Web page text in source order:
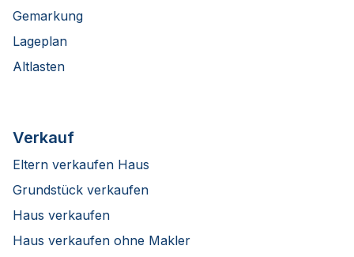
Gemarkung
Lageplan
Altlasten
Verkauf
Eltern verkaufen Haus
Grundstück verkaufen
Haus verkaufen
Haus verkaufen ohne Makler